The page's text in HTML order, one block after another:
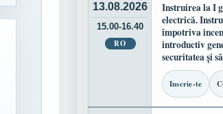
13.08.2026
15.00-16.40
RO
Instruirea la I
electrică.
împotriva
introductiv
securitatea și
Inscrie-te